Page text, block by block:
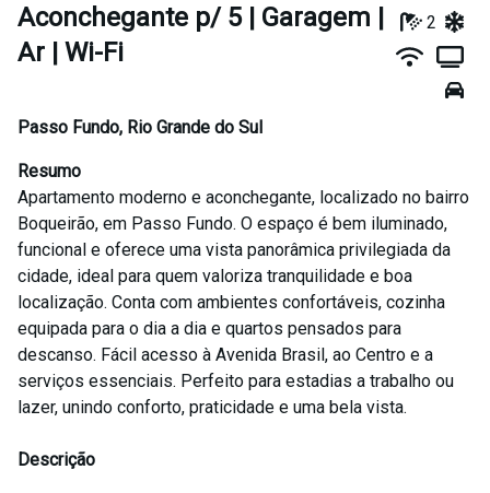
Aconchegante p/ 5 | Garagem |
Ar | Wi-Fi
2
Passo Fundo, Rio Grande do Sul
Resumo
Apartamento moderno e aconchegante, localizado no bairro
Boqueirão, em Passo Fundo. O espaço é bem iluminado,
funcional e oferece uma vista panorâmica privilegiada da
cidade, ideal para quem valoriza tranquilidade e boa
localização. Conta com ambientes confortáveis, cozinha
equipada para o dia a dia e quartos pensados para
descanso. Fácil acesso à Avenida Brasil, ao Centro e a
serviços essenciais. Perfeito para estadias a trabalho ou
lazer, unindo conforto, praticidade e uma bela vista.
Descrição